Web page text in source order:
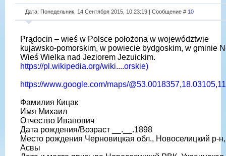
Дата: Понедельник, 14 Сентября 2015, 10:23:19 | Сообщение # 10
Prądocin – wieś w Polsce położona w województwie
kujawsko-pomorskim, w powiecie bydgoskim, w gminie
Wieś Wielka nad Jeziorem Jezuickim.
https://pl.wikipedia.org/wiki....orskie)
https://www.google.com/maps/
Фамилия Кицак
Имя Михаил
Отчество Иванович
Дата рождения/Возраст __.__.1898
Место рождения Черновицкая обл., Новоселицкий р-
Асвы